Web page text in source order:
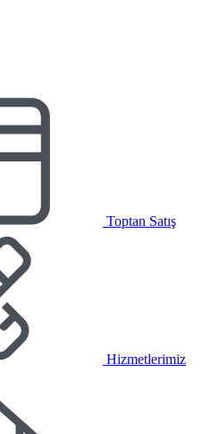
Toptan Satış
Hizmetlerimiz